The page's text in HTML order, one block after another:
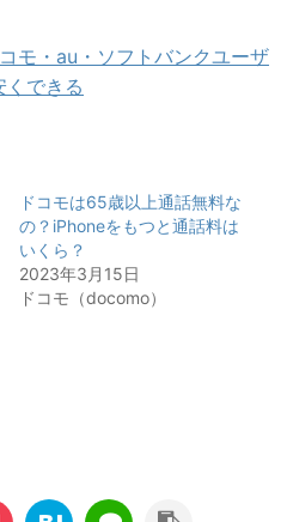
モ・au・ソフトバンクユーザ
くできる
ドコモは65歳以上通話無料な
の？iPhoneをもつと通話料は
いくら？
2023年3月15日
ドコモ（docomo）